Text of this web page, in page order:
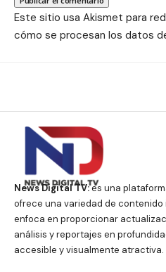
Este sitio usa Akismet para
cómo se procesan los datos
News Digital TV:es una
ofrece una variedad de
enfoca en proporcionar
análisis y reportajes en
accesible y visualmente atractiva.